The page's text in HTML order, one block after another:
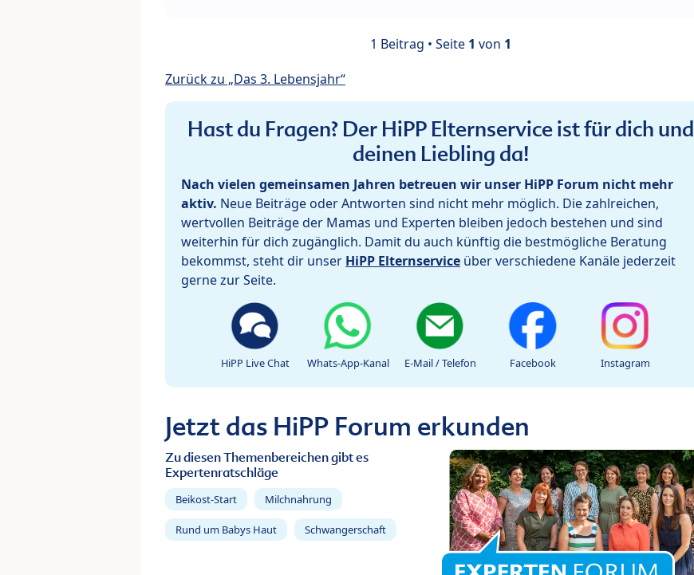
1 Beitrag • Seite 1 von 1
Zurück zu „Das 3. Lebensjahr“
Hast du Fragen? Der HiPP Elternservice ist für dich und
deinen Liebling da!
Nach vielen gemeinsamen Jahren betreuen wir unser HiPP Forum nicht mehr
aktiv. Neue Beiträge oder Antworten sind nicht mehr möglich. Die zahlreichen,
wertvollen Beiträge der Mamas und Experten bleiben jedoch bestehen und sind
weiterhin für dich zugänglich. Damit du auch künftig die bestmögliche Beratung
bekommst, steht dir unser HiPP Elternservice über verschiedene Kanäle jederzeit
gerne zur Seite.
HiPP Live Chat Whats-App-Kanal E-Mail / Telefon Facebook Instagram
Jetzt das HiPP Forum erkunden
Zu diesen Themenbereichen gibt es
Expertenratschläge
Beikost-Start Milchnahrung
Rund um Babys Haut Schwangerschaft